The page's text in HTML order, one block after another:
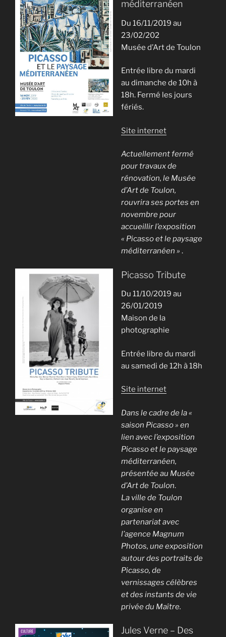
méditerranéen
Du 16/11/2019 au
23/02/202
Musée d’Art de Toulon
Entrée libre du mardi
au dimanche de 10h à
18h. Fermé les jours
fériés.
Site internet
Actuellement fermé
pour travaux de
rénovation, le Musée
d’Art de Toulon,
rouvrira ses portes en
novembre pour
accueillir l’exposition
« Picasso et le paysage
méditerranéen » .
Picasso Tribute
Du 11/10/2019 au
26/01/2019
Maison de la
photographie
Entrée libre du mardi
au samedi de 12h à 18h
Site internet
Dans le cadre de la «
saison Picasso » en
lien avec l’exposition
Picasso et le paysage
méditerranéen,
présentée au Musée
d’Art de Toulon.
La ville de Toulon
organise en
partenariat avec
l’agence Magnum
Photos, une exposition
autour des portraits de
Picasso, de
vernissages célèbres
et des instants de vie
privée du Maître.
Jules Verne – Des